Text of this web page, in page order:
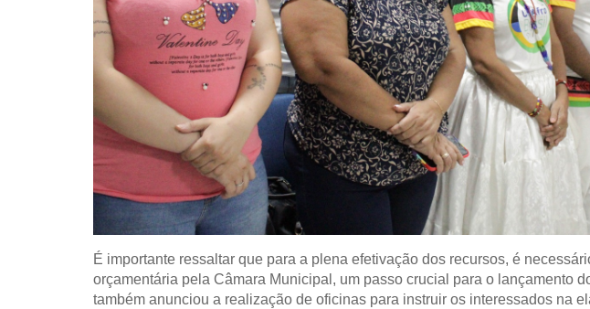
É importante ressaltar que para a plena efetivação dos recursos, é
orçamentária pela Câmara Municipal, um passo crucial para o lançamento
também anunciou a realização de oficinas para instruir os interessados na